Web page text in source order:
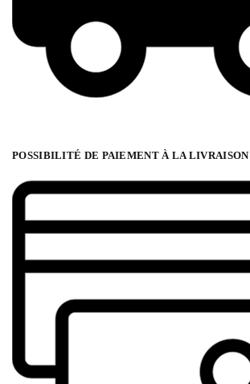
POSSIBILITÉ DE PAIEMENT À LA LIVRAISON